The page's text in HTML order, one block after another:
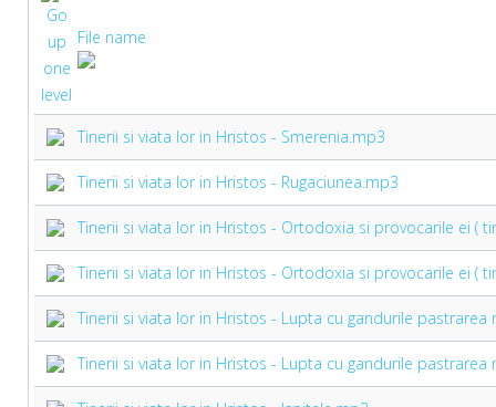
File name
Tinerii si viata lor in Hristos - Smerenia.mp3
Tinerii si viata lor in Hristos - Rugaciunea.mp3
Tinerii si viata lor in Hristos - Ortodoxia si provocarile ei (
Tinerii si viata lor in Hristos - Ortodoxia si provocarile ei (
Tinerii si viata lor in Hristos - Lupta cu gandurile pastrarea
Tinerii si viata lor in Hristos - Lupta cu gandurile pastrarea